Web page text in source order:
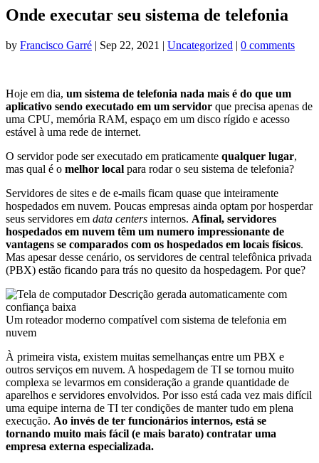
Onde executar seu sistema de telefonia
by Francisco Garré | Sep 22, 2021 | Uncategorized | 0 comments
Hoje em dia, um sistema de telefonia nada mais é do que um
aplicativo sendo executado em um servidor que precisa apenas de
uma CPU, memória RAM, espaço em um disco rígido e acesso
estável à uma rede de internet.
O servidor pode ser executado em praticamente qualquer lugar,
mas qual é o melhor local para rodar o seu sistema de telefonia?
Servidores de sites e de e-mails ficam quase que inteiramente
hospedados em nuvem. Poucas empresas ainda optam por hosperdar
seus servidores em data centers internos. Afinal, servidores
hospedados em nuvem têm um numero impressionante de
vantagens se comparados com os hospedados em locais físicos.
Mas apesar desse cenário, os servidores de central telefônica privada
(PBX) estão ficando para trás no quesito da hospedagem. Por que?
Um roteador moderno compatível com sistema de telefonia em
nuvem
À primeira vista, existem muitas semelhanças entre um PBX e
outros serviços em nuvem. A hospedagem de TI se tornou muito
complexa se levarmos em consideração a grande quantidade de
aparelhos e servidores envolvidos. Por isso está cada vez mais difícil
uma equipe interna de TI ter condições de manter tudo em plena
execução. Ao invés de ter funcionários internos, está se
tornando muito mais fácil (e mais barato) contratar uma
empresa externa especializada.